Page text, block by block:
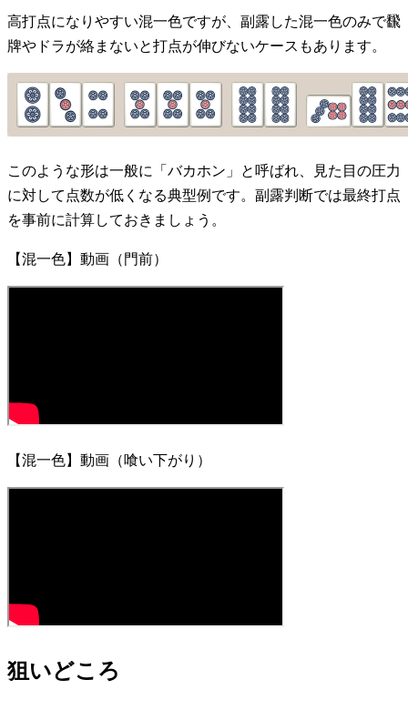
高打点になりやすい混一色ですが、副露した混一色のみで飜
牌やドラが絡まないと打点が伸びないケースもあります。
このような形は一般に「バカホン」と呼ばれ、見た目の圧力
に対して点数が低くなる典型例です。副露判断では最終打点
を事前に計算しておきましょう。
【混一色】動画（門前）
【混一色】動画（喰い下がり）
狙いどころ